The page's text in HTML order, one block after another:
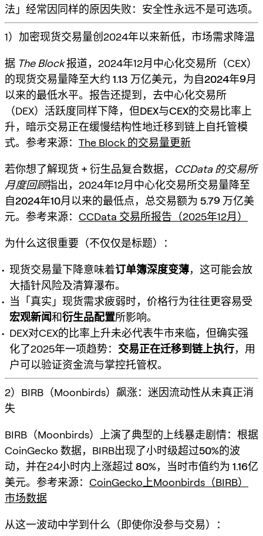
法」经常因同样的原因失败： 安全性永远不是可选项。
1）加密现货交易量创2024年以来新低，市场需求降温
据 The Block报道，2024年12月中心化交易所（CEX）
的现货交易量降至大约 1.13 万亿美元，为自2024年9月
以来的最低水平。报告还提到，去中心化交易所
（DEX）活跃度同样下降，但DEX与CEX的交易比率上
升，暗示交易正在缓慢结构性地迁移到链上自托管模
式。参考来源： The Block 的交易量更新
若你想了解现货 + 衍生品复合数据， CCData 的交易所
月度回顾指出，2024年12月中心化交易所交易量降至
自2024年10月以来的最低点，总交易额为 5.79 万亿美
元。参考来源： CCData 交易所报告（2025年12月）
为什么这很重要（不仅仅是标题）：
现货交易量下降意味着订单簿深度变薄，这可能会放
大插针风险及清算瀑布。
当「真实」现货需求疲弱时，价格行为往往更容易受
宏观新闻和衍生品配置所影响。
DEX对CEX的比率上升未必代表牛市来临，但确实强
化了2025年一项趋势： 交易正在迁移到链上执行，用
户可以验证资金流与掌控托管权。
2）BIRB（Moonbirds）飙涨：迷因流动性从未真正消
失
BIRB（Moonbirds）上演了典型的上线暴走剧情：根据
CoinGecko 数据，BIRB出现了小时级超过50%的波
动，并在24小时内上涨超过 80%，当时市值约为 1.16亿
美元。参考来源： CoinGecko上Moonbirds（BIRB）
市场数据
从这一波动中学到什么（即使你没参与交易）：